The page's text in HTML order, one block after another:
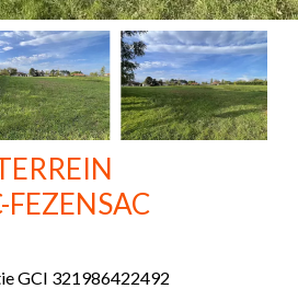
FEZENSAC
GCI 321986422492